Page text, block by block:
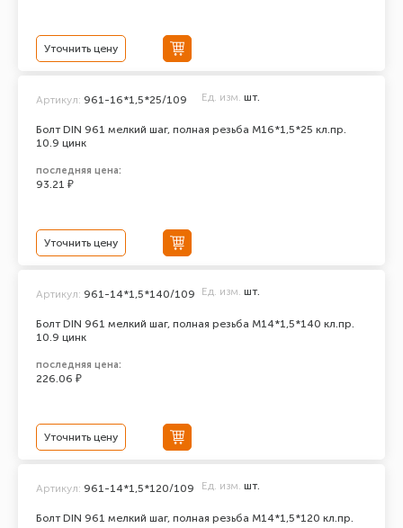
Уточнить цену
Болт DIN 961 мелкий шаг, полная резьба M16*1,5*25 кл.пр.
10.9 цинк
Артикул: 961-16*1,5*25/109 Ед. изм. шт.
последняя цена:
93.21 ₽
Уточнить цену
Болт DIN 961 мелкий шаг, полная резьба M14*1,5*140 кл.пр.
10.9 цинк
Артикул: 961-14*1,5*140/109 Ед. изм. шт.
последняя цена:
226.06 ₽
Уточнить цену
Болт DIN 961 мелкий шаг, полная резьба M14*1,5*120 кл.пр.
Артикул: 961-14*1,5*120/109 Ед. изм. шт.